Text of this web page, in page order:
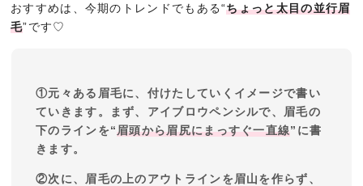
おすすめは、今期のトレンドでもある“ちょっと太目の並行眉
毛”です♡
①元々ある眉毛に、付けたしていくイメージで書い
ていきます。まず、アイブロウペンシルで、眉毛の
下のラインを“眉頭から眉尻にまっすぐ一直線”に書
きます。
②次に、眉毛の上のアウトラインを眉山を作らず、